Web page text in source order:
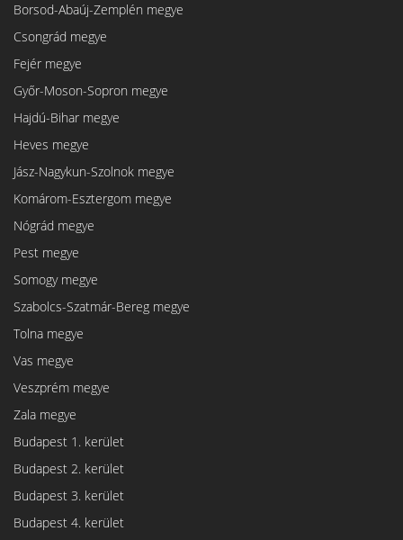
Borsod-Abaúj-Zemplén megye
Csongrád megye
Fejér megye
Győr-Moson-Sopron megye
Hajdú-Bihar megye
Heves megye
Jász-Nagykun-Szolnok megye
Komárom-Esztergom megye
Nógrád megye
Pest megye
Somogy megye
Szabolcs-Szatmár-Bereg megye
Tolna megye
Vas megye
Veszprém megye
Zala megye
Budapest 1. kerület
Budapest 2. kerület
Budapest 3. kerület
Budapest 4. kerület